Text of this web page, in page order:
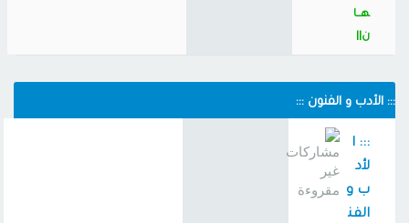
هــا
ن||
::: الأدب و الفنون :::
::: ا
لأد
ب و
الفن